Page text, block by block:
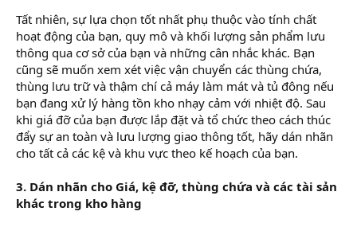
Tất nhiên, sự lựa chọn tốt nhất phụ thuộc vào tính chất
hoạt động của bạn, quy mô và khối lượng sản phẩm lưu
thông qua cơ sở của bạn và những cân nhắc khác. Bạn
cũng sẽ muốn xem xét việc vận chuyển các thùng chứa,
thùng lưu trữ và thậm chí cả máy làm mát và tủ đông nếu
bạn đang xử lý hàng tồn kho nhạy cảm với nhiệt độ. Sau
khi giá đỡ của bạn được lắp đặt và tổ chức theo cách thúc
đẩy sự an toàn và lưu lượng giao thông tốt, hãy dán nhãn
cho tất cả các kệ và khu vực theo kế hoạch của bạn.
3. Dán nhãn cho Giá, kệ đỡ, thùng chứa và các tài sản
khác trong kho hàng